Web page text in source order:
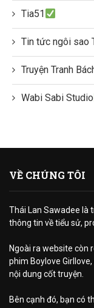
Tia51
Tin tức ngôi sao
Truyện Tranh
Wabi Sabi Studio
VỀ CHÚNG TÔI
Thái Lan Sawadee là
thông tin về tiểu sử,
Ngoài ra website còn
phim Boylove
nội dung cốt truyện.
Bên cạnh đó, bạn có